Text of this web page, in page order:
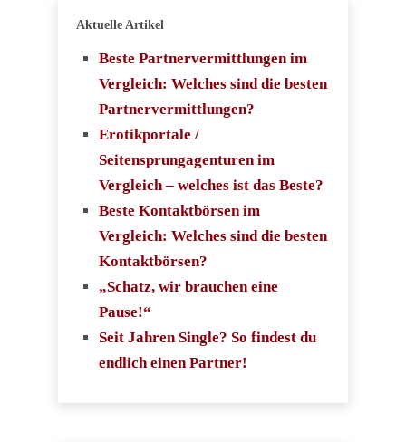
Aktuelle Artikel
Beste Partnervermittlungen im
Vergleich: Welches sind die besten
Partnervermittlungen?
Erotikportale /
Seitensprungagenturen im
Vergleich – welches ist das Beste?
Beste Kontaktbörsen im
Vergleich: Welches sind die besten
Kontaktbörsen?
„Schatz, wir brauchen eine
Pause!“
Seit Jahren Single? So findest du
endlich einen Partner!